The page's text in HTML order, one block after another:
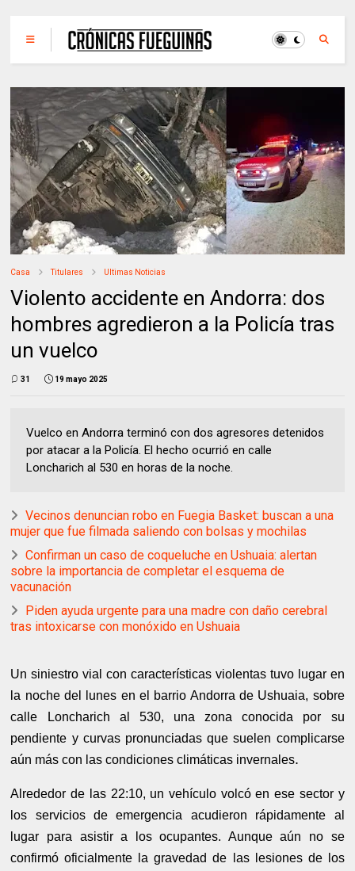
Casa Titulares Ultimas Noticias
Violento accidente en Andorra: dos
hombres agredieron a la Policía tras
un vuelco
31 19 mayo 2025
Vuelco en Andorra terminó con dos agresores detenidos
por atacar a la Policía. El hecho ocurrió en calle
Loncharich al 530 en horas de la noche.
Vecinos denuncian robo en Fuegia Basket: buscan a una
mujer que fue filmada saliendo con bolsas y mochilas
Confirman un caso de coqueluche en Ushuaia: alertan
sobre la importancia de completar el esquema de
vacunación
Piden ayuda urgente para una madre con daño cerebral
tras intoxicarse con monóxido en Ushuaia
Un siniestro vial con características violentas tuvo lugar en
la noche del lunes en el barrio Andorra de Ushuaia, sobre
calle Loncharich al 530, una zona conocida por su
pendiente y curvas pronunciadas que suelen complicarse
aún más con las condiciones climáticas invernales.
Alrededor de las 22:10, un vehículo volcó en ese sector y
los servicios de emergencia acudieron rápidamente al
lugar para asistir a los ocupantes. Aunque aún no se
confirmó oficialmente la gravedad de las lesiones de los